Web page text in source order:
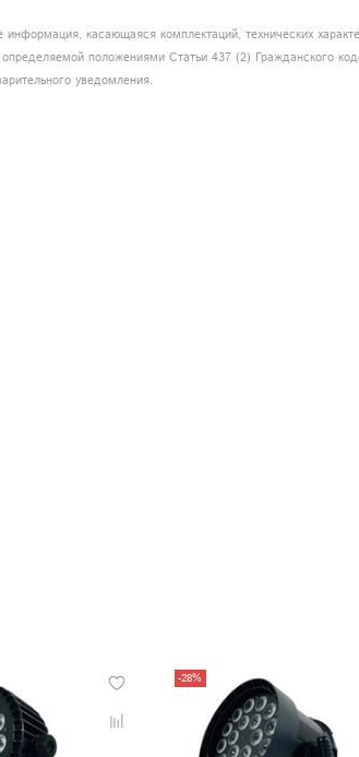
касающаяся комплектаций, технических
положениями Статьи 437 (2) Гражданского
уведомления.
-28%